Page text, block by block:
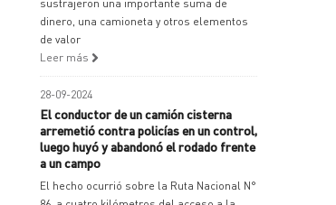
sustrajeron una importante suma de
dinero, una camioneta y otros elementos
de valor
Leer más
28-09-2024
El conductor de un camión cisterna
arremetió contra policías en un control,
luego huyó y abandonó el rodado frente
a un campo
El hecho ocurrió sobre la Ruta Nacional N°